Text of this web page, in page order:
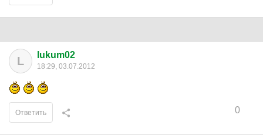
L lukum02
18:29, 03.07.2012
0
Ответить